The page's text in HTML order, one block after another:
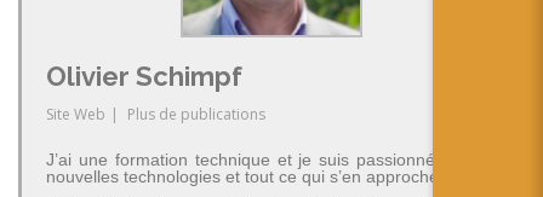
Olivier Schimpf
Site Web | Plus de publications
J’ai une formation technique et je suis passionné par les
nouvelles technologies et tout ce qui s’en approche.